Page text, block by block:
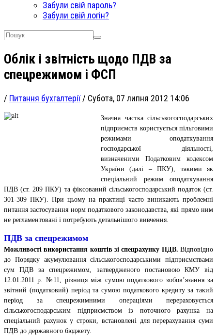
Забули свій пароль?
Забули свій логін?
Облік і звітність щодо ПДВ за
спецрежимом і ФСП
/ Питання бухгалтерії / Субота, 07 липня 2012 14:06
Значна частка сільськогосподарських
підприємств користується пільговими
режимами оподаткування
господарської діяльності,
визначеними Податковим кодексом
України (далі – ПКУ), такими як
спеціальний режим оподаткування
ПДВ (ст. 209 ПКУ) та фіксований сільськогосподарський податок (ст.
301-309 ПКУ). При цьому на практиці часто виникають проблемні
питання застосування норм податкового законодавства, які прямо ним
не регламентовані і потребують детальнішого вивчення.
ПДВ за спецрежимом
Можливості використання коштів зі спецрахунку ПДВ. Відповідно
до Порядку акумулювання сільськогосподарськими підприємствами
сум ПДВ за спецрежимом, затвердженого постановою КМУ від
12.01.2011 р. №11, різниця між сумою податкового зобов’язання за
звітний (податковий) період та сумою податкового кредиту за такий
період за спецрежимними операціями перераховується
сільськогосподарським підприємством із поточного рахунка на
спеціальний рахунок у строки, встановлені для перерахування суми
ПДВ до державного бюджету.